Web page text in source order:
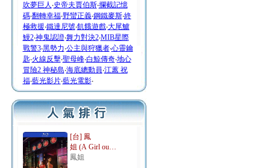
吹夢巨人 ‧史帝夫賈伯斯‧攔截記憶
碼‧翻轉幸福‧野蠻正義‧鋼鐵麥斯‧終
極救援‧鐵達尼號‧飢餓遊戲‧大尾鱸
鰻2‧神鬼認證‧舞力對決2‧MIB星際
戰警3‧黑勢力‧公主與狩獵者‧心靈鑰
匙‧火線反擊‧聖母峰‧白鯨傳奇‧地心
冒險2 神秘島‧海底總動員‧江蕙 祝
福‧藍光影片‧藍光電影‧
[台] 鳳
姐 (A Girl ou…
鳳姐